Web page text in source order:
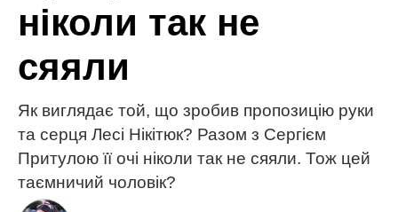
ніколи так не
сяяли
Як виглядає той, що зробив пропозицію руки
та серця Лесі Нікітюк? Разом з Сергієм
Притулою її очі ніколи так не сяяли. Тож цей
таємничий чоловік?